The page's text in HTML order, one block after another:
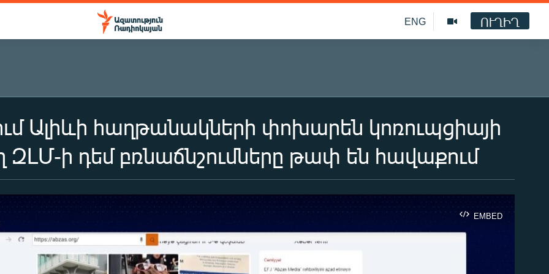
ENG ՈՒՂԻՂ
Ալիևի հաղթանակների փոխարեն կոռուպցիայի
ԶԼՄ-ի դեմ բռնաճնշումները թափ են հավաքում
EMBED